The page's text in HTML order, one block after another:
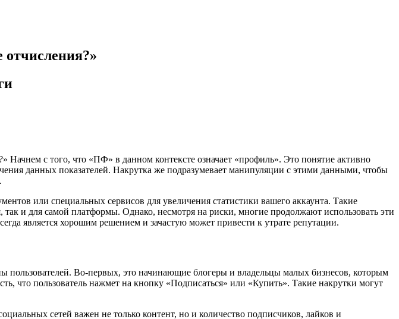
с того, что «ПФ» в данном контексте означает «профиль». Это понятие активно
данных показателей. Накрутка же подразумевает манипуляции с этими данными, чтобы
или специальных сервисов для увеличения статистики вашего аккаунта. Такие
так и для самой платформы. Однако, несмотря на риски, многие продолжают использовать эти
является хорошим решением и зачастую может привести к утрате репутации.
пользователей. Во-первых, это начинающие блогеры и владельцы малых бизнесов, которым
что пользователь нажмет на кнопку «Подписаться» или «Купить». Такие накрутки могут
сетей важен не только контент, но и количество подписчиков, лайков и